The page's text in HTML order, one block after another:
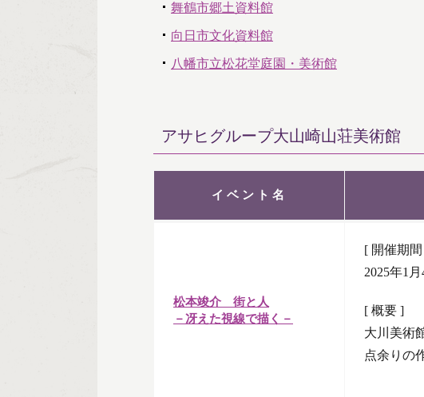
舞鶴市郷土資料館
向日市文化資料館
八幡市立松花堂庭園・美術館
アサヒグループ大山崎山荘美術館
イベント名
松本竣介 街と人
－冴えた視線で描く－
[ 開催期
2025年1
[ 概要 ]
大川美術
点余りの